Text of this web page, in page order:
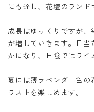
にも達し、花壇のランド
成長はゆっくりですが、
が増していきます。日
かになり、日陰ではライ
夏には薄ラベンダー色の
ラストを楽しめます。